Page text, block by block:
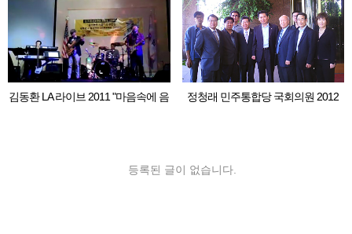
김동환 LA 라이브 2011 "마음속에 음
정청래 민주통합당 국회의원 2012
등록된 글이 없습니다.